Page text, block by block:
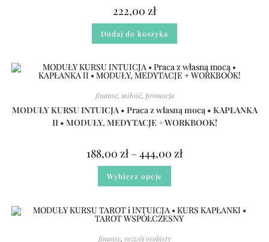
222,00 zł
Dodaj do koszyka
finanse, miłość, promocja
MODUŁY KURSU INTUICJA • Praca z własną mocą • KAPŁANKA
II • MODUŁY, MEDYTACJE + WORKBOOK!
188,00 zł –444,00 zł
Wybierz opcje
finanse, rozwój osobisty